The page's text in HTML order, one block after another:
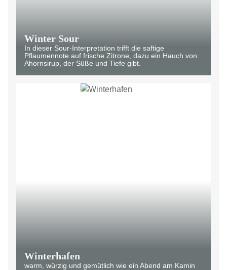
Winter Sour
In dieser Sour-Interpretation trifft die saftige
Pflaumennote auf frische Zitrone, dazu ein Hauch von
Ahornsirup, der Süße und Tiefe gibt.
Winterhafen
warm, würzig und gemütlich wie ein Abend am Kamin